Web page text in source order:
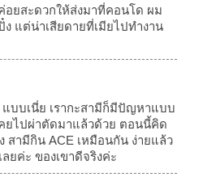
อยสะดวกให้ส่งมาที่คอนโด ผม
แต่น่าเสียดายที่เมียไปทำงาน
บบเนี่ย เรากะสามีก็มีปัญหาแบบ
คยไปผ่าตัดมาแล้วด้วย ตอนนี้คิด
สามีกิน ACE เหมือนกัน ง่ายแล้ว
ยค่ะ ของเขาดีจริงค่ะ